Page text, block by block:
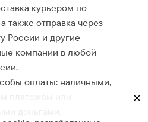
курьером по
также отправка через
России и другие
компании в любой
оплаты: наличными,
деньгами.
×